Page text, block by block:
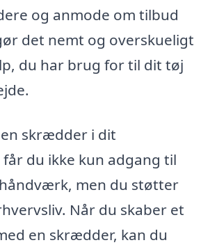
og anmode om tilbud
det nemt og overskueligt
du har brug for til dit tøj
skrædder i dit
du ikke kun adgang til
men du støtter
Når du skaber et
en skrædder, kan du